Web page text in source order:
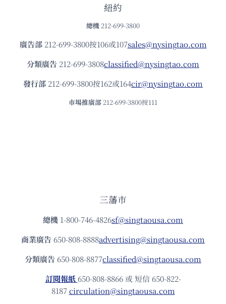
紐約
總機 212-699-3800
廣告部212-699-3800按106或107sales@nysingtao.com
分類廣告 212-699-3808classified@nysingtao.com
發⾏部 212-699-3800按162或164cir@nysingtao.com
市場推廣部 212-699-3800按111
三藩市
總機 1-800-746-4826sf@singtaousa.com
商業廣告 650-808-8888advertising@singtaousa.com
分類廣告 650-808-8877classified@singtaousa.com
訂閱報紙 650-808-8866 或 短信 650-822-
8187circulation@singtaousa.com